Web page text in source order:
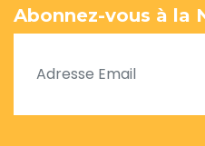
Abonnez-vous à la